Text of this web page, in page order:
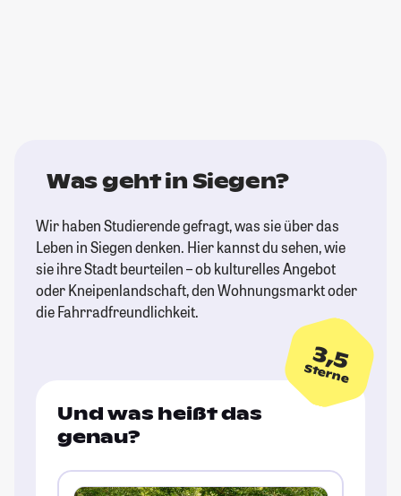
Was geht in Siegen?
Wir haben Studierende gefragt, was sie über das
Leben in Siegen denken. Hier kannst du sehen, wie
sie ihre Stadt beurteilen – ob kulturelles Angebot
oder Kneipenlandschaft, den Wohnungsmarkt oder
die Fahrradfreundlichkeit.
3,5
Sterne
Und was heißt das
genau?